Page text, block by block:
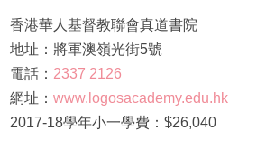
香港華人基督教聯會真道書院
地址：將軍澳嶺光街5號
電話： 2337 2126
網址： www.logosacademy.edu.hk
2017-18學年小一學費：$26,040